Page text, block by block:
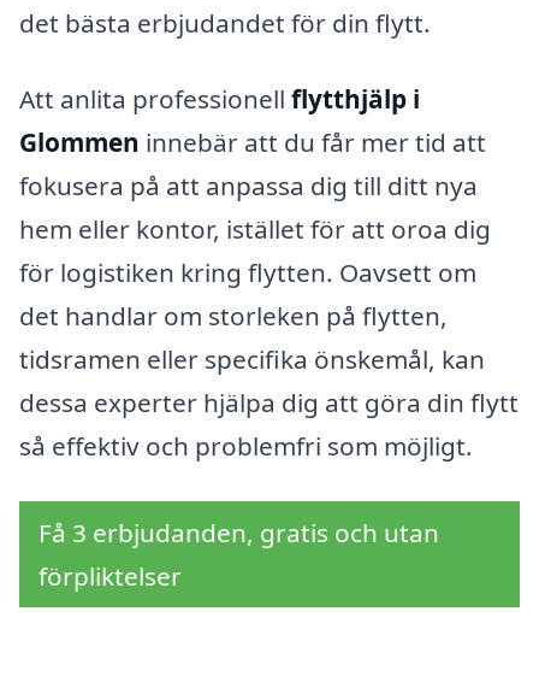
det bästa erbjudandet för din flytt.
Att anlita professionell flytthjälp i
Glommen innebär att du får mer tid att
fokusera på att anpassa dig till ditt nya
hem eller kontor, istället för att oroa dig
för logistiken kring flytten. Oavsett om
det handlar om storleken på flytten,
tidsramen eller specifika önskemål, kan
dessa experter hjälpa dig att göra din flytt
så effektiv och problemfri som möjligt.
Få 3 erbjudanden, gratis och utan
förpliktelser